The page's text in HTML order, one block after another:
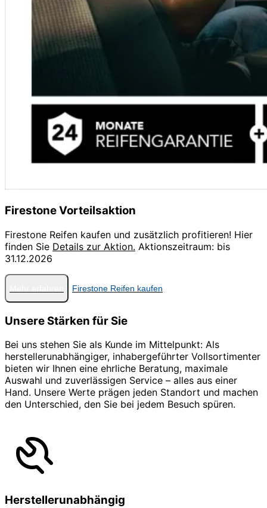
Firestone Vorteilsaktion
Firestone Reifen kaufen und zusätzlich profitieren! Hier
finden Sie Details zur Aktion. Aktionszeitraum: bis
31.12.2026
Firestone Reifen kaufen
Unsere Stärken für Sie
Bei uns stehen Sie als Kunde im Mittelpunkt: Als
herstellerunabhängiger, inhabergeführter Vollsortimenter
bieten wir Ihnen eine ehrliche Beratung, maximale
Auswahl und zuverlässigen Service – alles aus einer
Hand. Unsere Werte prägen jeden Standort und machen
den Unterschied, den Sie bei jedem Besuch spüren.
Herstellerunabhängig